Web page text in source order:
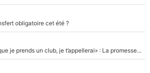
obligatoire cet été ?
Mercato - OM - «Dès que je prends un club, je t’appellerai» : La promesse de Marcelino au moment de claquer la porte